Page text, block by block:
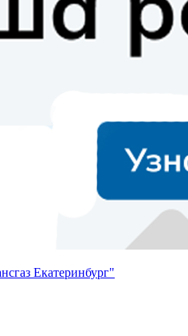
Екатеринбург"